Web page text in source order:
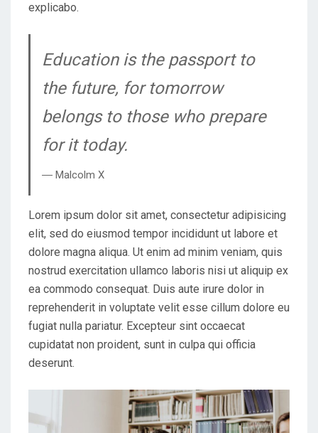
explicabo.
Education is the passport to
the future, for tomorrow
belongs to those who prepare
for it today.
― Malcolm X
Lorem ipsum dolor sit amet, consectetur adipisicing
elit, sed do eiusmod tempor incididunt ut labore et
dolore magna aliqua. Ut enim ad minim veniam, quis
nostrud exercitation ullamco laboris nisi ut aliquip ex
ea commodo consequat. Duis aute irure dolor in
reprehenderit in voluptate velit esse cillum dolore eu
fugiat nulla pariatur. Excepteur sint occaecat
cupidatat non proident, sunt in culpa qui officia
deserunt.